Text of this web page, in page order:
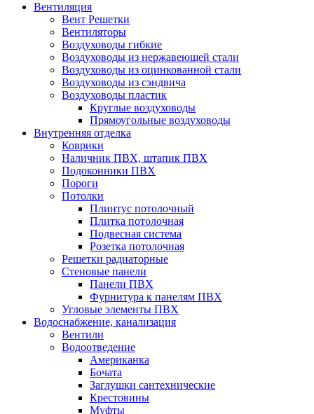
Вентиляция
Вент Решетки
Вентиляторы
Воздуховоды гибкие
Воздуховоды из нержавеющей стали
Воздуховоды из оцинкованной стали
Воздуховоды из сэндвича
Воздуховоды пластик
Круглые воздуховоды
Прямоугольные воздуховоды
Внутренняя отделка
Коврики
Наличник ПВХ, штапик ПВХ
Подоконники ПВХ
Пороги
Потолки
Плинтус потолочный
Плитка потолочная
Подвесная система
Розетка потолочная
Решетки радиаторные
Стеновые панели
Панели ПВХ
Фурнитура к панелям ПВХ
Угловые элементы ПВХ
Водоснабжение, канализация
Вентили
Водоотведение
Американка
Бочата
Заглушки сантехнические
Крестовины
Муфты